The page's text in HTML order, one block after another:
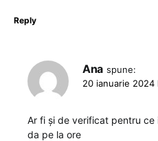
Reply
Ana spune:
20 ianuarie 2024
Ar fi și de verificat pentru ce
da pe la ore